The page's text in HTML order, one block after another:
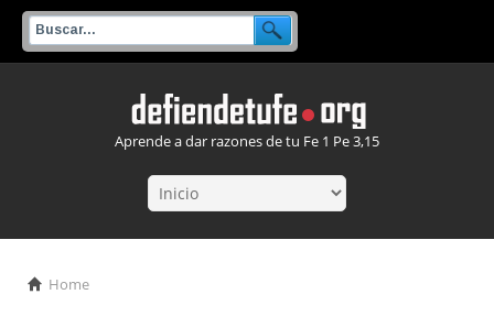
Aprende a dar razones de tu Fe 1 Pe 3,15
Home